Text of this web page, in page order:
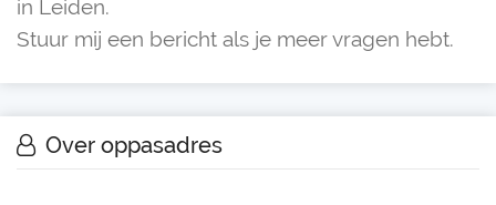
in Leiden.
Stuur mij een bericht als je meer vragen hebt.
Over oppasadres